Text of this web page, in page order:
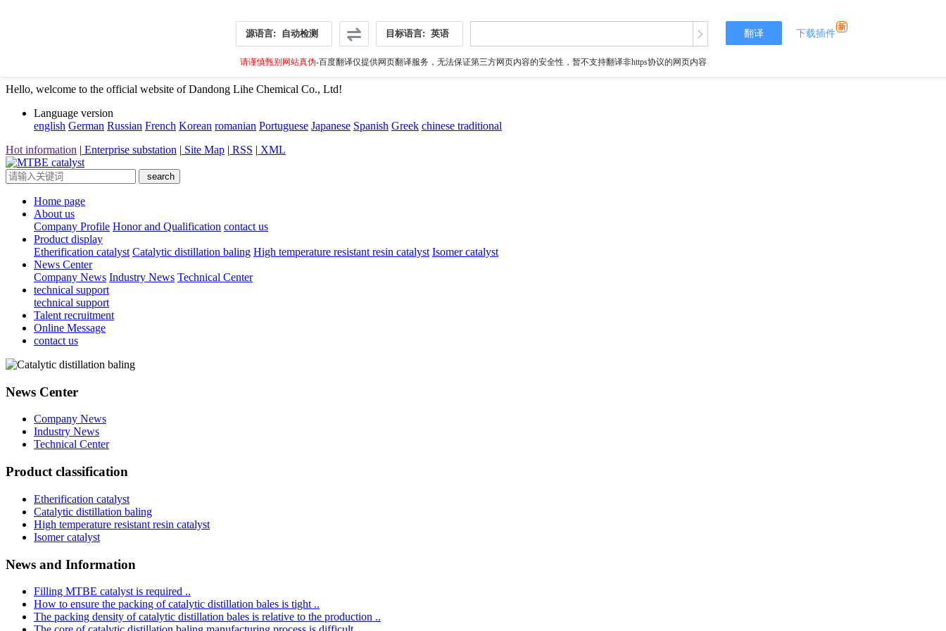
源语言: 自动检测 目标语言: 英语 翻译 下载插件
请谨慎甄别网站真伪-百度翻译仅提供网页翻译服务，无法保证第三方网页内容的安全性，暂不支持翻译非https协议的网页内容